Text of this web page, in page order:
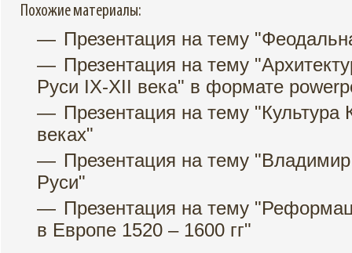
Похожие материалы:
Презентация на тему
Презентация на тему
Руси IX-XII века" в формате
Презентация на тему "Культура
веках"
Презентация на тему
Руси"
Презентация на тему
в Европе 1520 – 1600 гг"